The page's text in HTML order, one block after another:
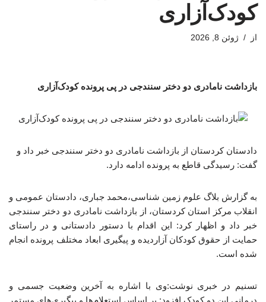
کودک‌آزاری
از ژوئن 8, 2026
بازداشت نامادری دو دختر سنندجی در پی پرونده کودک‌آزاری
دادستان کردستان از بازداشت نامادری دو دختر سنندجی خبر داد و
گفت: رسیدگی قاطع به پرونده ادامه دارد.
به گزارش بلاگ علوم زمین شناسی،محمد جباری، دادستان عمومی و
انقلاب مرکز استان کردستان، از بازداشت نامادری دو دختر سنندجی
خبر داد و اظهار کرد: این اقدام با دستور دادستانی و در راستای
حمایت از حقوق کودکان آزاردیده و پیگیری ابعاد مختلف پرونده انجام
شده است.
تسنیم در خبری نوشت:وی با اشاره به آخرین وضعیت جسمی و
درمانی این دو کودک افزود: بر اساس استعلام‌ها و پیگیری‌های مستمر